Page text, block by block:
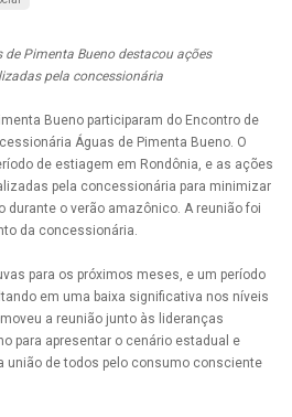
Pimenta Bueno destacou ações
pela concessionária
Bueno participaram do Encontro de
Águas de Pimenta Bueno. O
de estiagem em Rondônia, e as ações
pela concessionária para minimizar
durante o verão amazônico. A reunião foi
da concessionária.
para os próximos meses, e um período
em uma baixa significativa nos níveis
a reunião junto às lideranças
para apresentar o cenário estadual e
união de todos pelo consumo consciente